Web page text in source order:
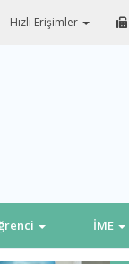
Hızlı Erişimler
İME